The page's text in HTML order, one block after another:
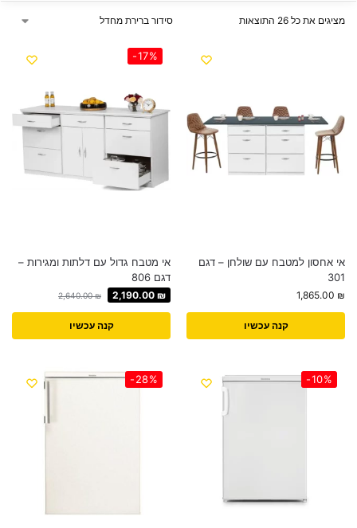
מציגים את כל ⁦26⁩ התוצאות
אי אחסון למטבח עם שולחן – דגם
301
1,865.00 ₪
קנה עכשיו
-17%
אי מטבח גדול עם דלתות ומגירות –
דגם 806
2,640.00₪ 2,190.00 ₪
קנה עכשיו
-10%
-28%